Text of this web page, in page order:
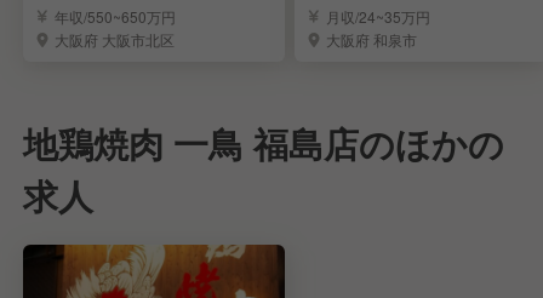
の店長候補を募集！
年収/550~650万円
大阪府 大阪市北区
キャリアを実現
月収/24~35万円
大阪府 和泉市
地鶏焼肉 一鳥 福島店のほかの
求人